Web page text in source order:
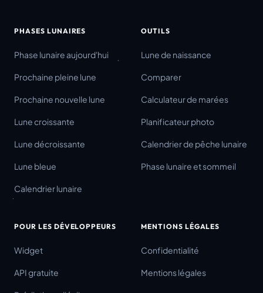
PHASES LUNAIRES
Phase lunaire aujourd'hui
Prochaine pleine lune
Prochaine nouvelle lune
Lune croissante
Lune décroissante
Lune bleue
Calendrier lunaire
OUTILS
Lune de naissance
Comparer
Calculateur de marées
Planificateur photo
Calendrier de pêche lunaire
Phase lunaire et sommeil
POUR LES DÉVELOPPEURS
Widget
API gratuite
MENTIONS LÉGALES
Confidentialité
Mentions légales